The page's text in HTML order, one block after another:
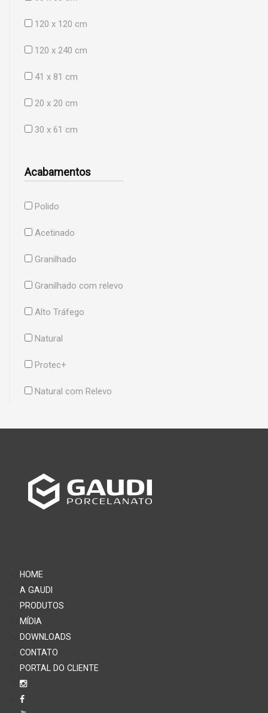
120 x 120 cm
120 x 240 cm
41 x 81 cm
20 x 20 cm
30 x 61 cm
Acabamentos
Polido
Acetinado
Granilhado
Granilhado com relevo
Alto Tráfego
Natural
Protec+
Natural com Relevo
HOME
A GAUDI
PRODUTOS
MÍDIA
DOWNLOADS
CONTATO
PORTAL DO CLIENTE